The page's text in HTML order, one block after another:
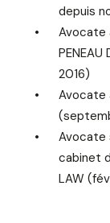
depuis
Avocate
2016)
Avocate
Avocate
cabinet
LAW